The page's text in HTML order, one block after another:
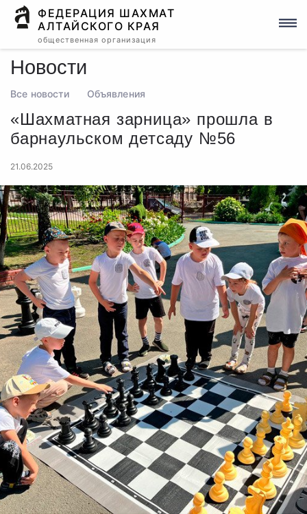
ФЕДЕРАЦИЯ ШАХМАТ
АЛТАЙСКОГО КРАЯ
общественная организация
Новости
Все новости Объявления
«Шахматная зарница» прошла в
барнаульском детсаду №56
21.06.2025